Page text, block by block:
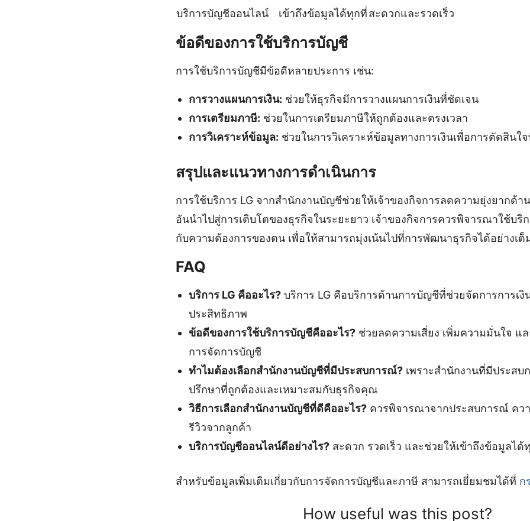
บริการบัญชีออนไลน์
เข้าถึงข้อมูลได้ทุกที่สะดวกและรวดเร็ว
ข้อดีของการใช้บริการบัญชี
การใช้บริการบัญชีมีข้อดีหลายประการ เช่น:
การวางแผนการเงิน: ช่วยให้ธุรกิจมีการวางแผนการเงินที่ชัดเจน
การเตรียมภาษี: ช่วยในการเตรียมภาษีให้ถูกต้องและตรงเวลา
การวิเคราะห์ข้อมูล: ช่วยในการวิเคราะห์ข้อมูลทางการเงินเพื่อการตัดสินใ
สรุปและแนวทางการดำเนินการ
การใช้บริการ LG จากสำนักงานบัญชีช่วยให้เจ้าของกิจการลดความยุ่งยากด้า
อันนำไปสู่การเติบโตของธุรกิจในระยะยาว เจ้าของกิจการควรพิจารณาใช้บริ
กับความต้องการของตน เพื่อให้สามารถมุ่งเน้นไปที่การพัฒนาธุรกิจได้อย่างเต็
FAQ
บริการ LG คืออะไร?บริการ LG คือบริการด้านการบัญชีที่ช่วยจัดการการเงิ
ประสิทธิภาพ
ข้อดีของการใช้บริการบัญชีคืออะไร?ช่วยลดความเสี่ยง เพิ่มความมั่นใจ แล
การจัดการบัญชี
ทำไมต้องเลือกสำนักงานบัญชีที่มีประสบการณ์?เพราะสำนักงานที่มีประสบ
ปรึกษาที่ถูกต้องและเหมาะสมกับธุรกิจคุณ
วิธีการเลือกสำนักงานบัญชีที่ดีคืออะไร?ควรพิจารณาจากประสบการณ์ คว
รีวิวจากลูกค้า
บริการบัญชีออนไลน์ดีอย่างไร?สะดวก รวดเร็ว และช่วยให้เข้าถึงข้อมูลได้
สำหรับข้อมูลเพิ่มเติมเกี่ยวกับการจัดการบัญชีและภาษี สามารถเยี่ยมชมได้ที่ ก
How useful was this post?